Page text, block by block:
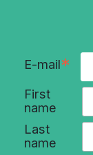
E-mail*
First
name
Last
name